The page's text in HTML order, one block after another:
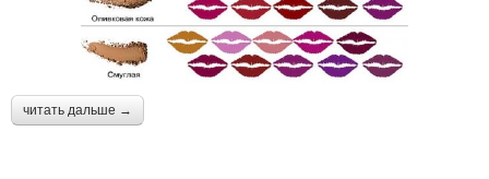
читать дальше →